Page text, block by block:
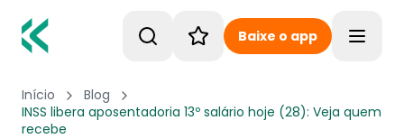
Baixe o app
Início
Blog
INSS libera aposentadoria 13º salário hoje (28): Veja quem
recebe